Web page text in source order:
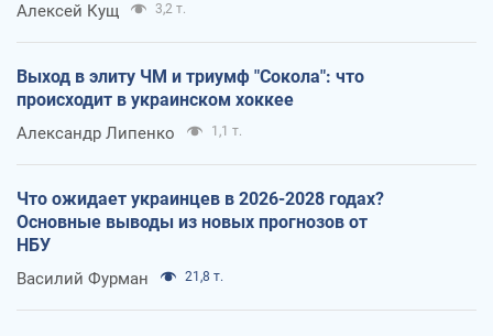
Алексей Кущ 3,2 т.
Выход в элиту ЧМ и триумф "Сокола": что
происходит в украинском хоккее
Александр Липенко 1,1 т.
Что ожидает украинцев в 2026-2028 годах?
Основные выводы из новых прогнозов от
НБУ
Василий Фурман 21,8 т.